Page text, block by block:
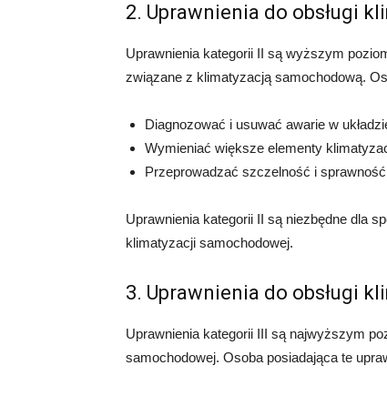
2. Uprawnienia do obsługi
Uprawnienia kategorii II są wyższym
związane z klimatyzacją samochodową.
Diagnozować i usuwać awarie w
Wymieniać większe elementy
Przeprowadzać szczelność i
Uprawnienia kategorii II są niezbędne dla
klimatyzacji samochodowej.
3. Uprawnienia do obsługi
Uprawnienia kategorii III są najwyższym
samochodowej. Osoba posiadająca te